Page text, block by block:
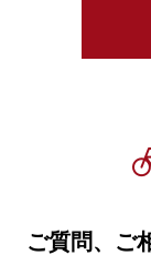
ご質問、ご